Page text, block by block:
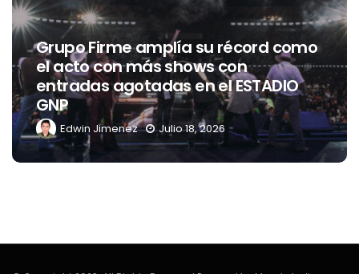
su récord como
con
en el ESTADIO
18, 2026
Entrevista con
EXILE TRIBE
Issi Vega Julio 15,